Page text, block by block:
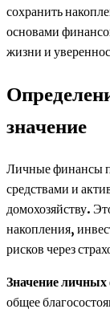
сохранить
основами
жизни и
значение
Личные финансы
средствами и
домохозяйству.
накопления,
рисков через
Значение
общее